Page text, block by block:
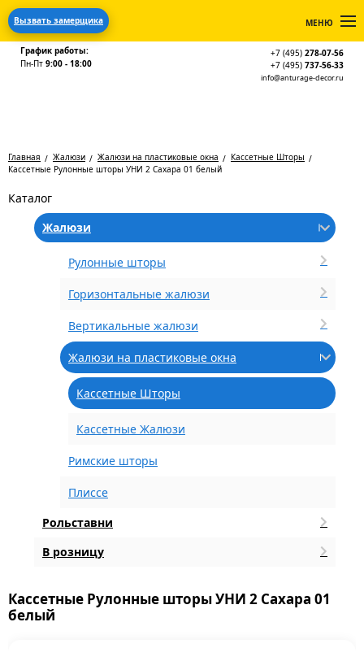
Вызвать замерщика МЕНЮ
График работы:
Пн-Пт 9:00 - 18:00
+7 (495) 278-07-56
+7 (495) 737-56-33
info@anturage-decor.ru
Главная Жалюзи Жалюзи на пластиковые окна
Кассетные Шторы
Кассетные Рулонные шторы УНИ 2 Сахара 01 белый
Каталог
Жалюзи
Рулонные шторы
Горизонтальные жалюзи
Вертикальные жалюзи
Жалюзи на пластиковые окна
Кассетные Шторы
Кассетные Жалюзи
Римские шторы
Плиссе
Рольставни
В розницу
Кассетные Рулонные шторы УНИ 2 Сахара 01
белый